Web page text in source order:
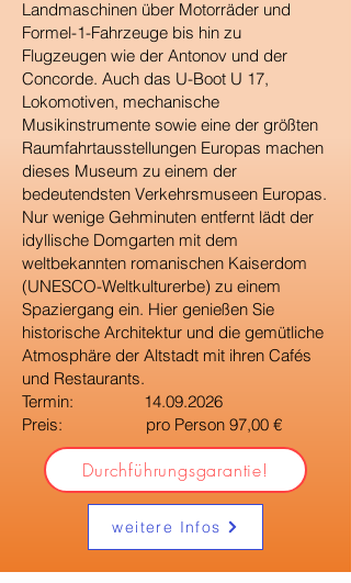
Landmaschinen über Motorräder und
Formel-1-Fahrzeuge bis hin zu
Flugzeugen wie der Antonov und der
Concorde. Auch das U-Boot U 17,
Lokomotiven, mechanische
Musikinstrumente sowie eine der größten
Raumfahrtausstellungen Europas machen
dieses Museum zu einem der
bedeutendsten Verkehrsmuseen Europas.
Nur wenige Gehminuten entfernt lädt der
idyllische Domgarten mit dem
weltbekannten romanischen Kaiserdom
(UNESCO-Weltkulturerbe) zu einem
Spaziergang ein. Hier genießen Sie
historische Architektur und die gemütliche
Atmosphäre der Altstadt mit ihren Cafés
und Restaurants.
Termin: 14.09.2026
Preis: pro Person 97,00 €
Durchführungsgarantie!
weitere Infos